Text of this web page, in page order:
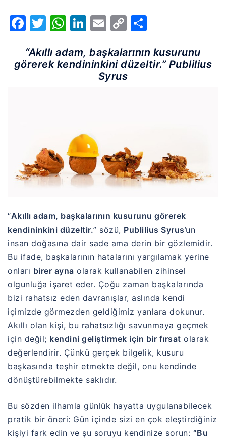
Facebook
Twitter
WhatsApp
LinkedIn
Email
Copy
“Akıllı adam, başkalarının kusurunu
görerek kendininkini düzeltir.” Publilius
Syrus
“Akıllı adam, başkalarının kusurunu görerek
kendininkini düzeltir.” sözü, Publilius Syrus’un
insan doğasına dair sade ama derin bir gözlemidir.
Bu ifade, başkalarının hatalarını yargılamak yerine
onları birer ayna olarak kullanabilen zihinsel
olgunluğa işaret eder. Çoğu zaman başkalarında
bizi rahatsız eden davranışlar, aslında kendi
içimizde görmezden geldiğimiz yanlara dokunur.
Akıllı olan kişi, bu rahatsızlığı savunmaya geçmek
için değil; kendini geliştirmek için bir fırsat olarak
değerlendirir. Çünkü gerçek bilgelik, kusuru
başkasında teşhir etmekte değil, onu kendinde
dönüştürebilmekte saklıdır.
Bu sözden ilhamla günlük hayatta uygulanabilecek
pratik bir öneri: Gün içinde sizi en çok eleştirdiğiniz
kişiyi fark edin ve şu soruyu kendinize sorun: “Bu